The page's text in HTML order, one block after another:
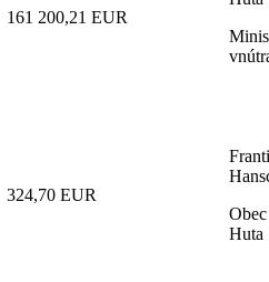
161 200,21 EUR
324,70 EUR
Huta